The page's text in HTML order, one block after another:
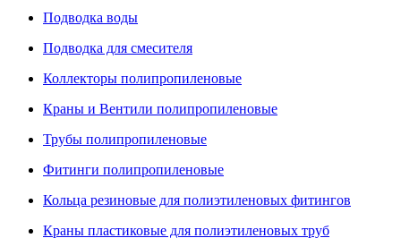
Подводка воды
Подводка для смесителя
Коллекторы полипропиленовые
Краны и Вентили полипропиленовые
Трубы полипропиленовые
Фитинги полипропиленовые
Кольца резиновые для полиэтиленовых фитингов
Краны пластиковые для полиэтиленовых труб